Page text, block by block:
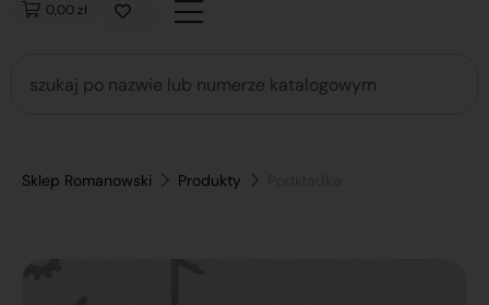
0,00 zł
Sklep Romanowski Produkty